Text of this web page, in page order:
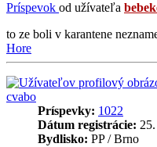
Príspevok od užívateľa
to ze boli v karantene
Hore
cvabo
Príspevky: 1022
Dátum registrácie:
Bydlisko: PP / Brno